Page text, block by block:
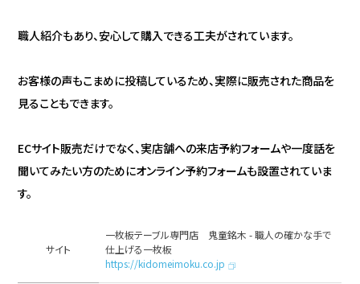
サイト
一枚板テーブル専門店 鬼童銘木 - 職人の確かな手で
仕上げる一枚板
https://kidomeimoku.co.jp
職人紹介もあり、安心して購入できる工夫がされています。
お客様の声もこまめに投稿しているため、実際に販売された商品を
見ることもできます。
ECサイト販売だけでなく、実店舗への来店予約フォームや一度話を
聞いてみたい方のためにオンライン予約フォームも設置されていま
す。